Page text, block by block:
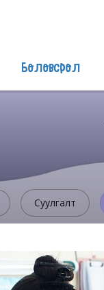
Боловсрол
Суулгалт